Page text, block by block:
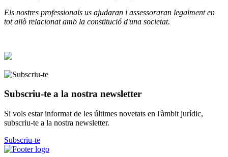
Els nostres professionals us ajudaran i assessoraran legalment en
tot allò relacionat amb la constitució d'una societat.
Subscriu-te a la nostra newsletter
Si vols estar informat de les últimes novetats en l'àmbit jurídic,
subscriu-te a la nostra newsletter.
Subscriu-te